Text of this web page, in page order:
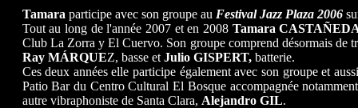
Tamara participe avec son groupe au Festival Jazz Plaza 2006
Tout au long de l'année 2007 et en 2008 Tamara
Club La Zorra y El Cuervo. Son groupe comprend désormais de t
Ray MÁRQUEZ, basse et Julio GISPERT,batterie.
Ces deux années elle participe également avec son groupe et
Patio Bar du Centro Cultural El Bosque accompagnée
autre vibraphoniste de Santa Clara, Alejandro GIL.